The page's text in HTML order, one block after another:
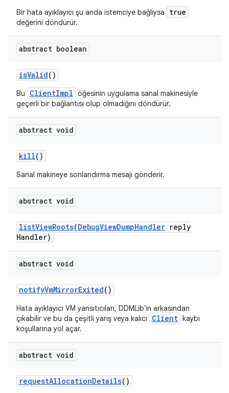
Bir hata ayıklayıcı şu anda istemciye bağlıysa true
değerini döndürür.
abstract boolean
isValid()
Bu ClientImpl öğesinin uygulama sanal makinesiyle
geçerli bir bağlantısı olup olmadığını döndürür.
abstract void
kill()
Sanal makineye sonlandırma mesajı gönderir.
abstract void
listViewRoots(DebugViewDumpHandler reply
Handler)
abstract void
notifyVmMirrorExited()
Hata ayıklayıcı VM yansıtıcıları, DDMLib'in arkasından
çıkabilir ve bu da çeşitli yarış veya kalıcı
Client kaybı
koşullarına yol açar.
abstract void
requestAllocationDetails()